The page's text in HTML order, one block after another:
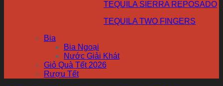
TEQUILA SIERRA REPOSADO
TEQUILA TWO FINGERS
Bia
Bia Ngoại
Nước Giải Khát
Giỏ Quà Tết 2026
Rượu Tết